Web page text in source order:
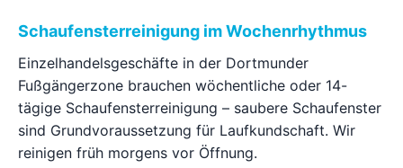
Schaufensterreinigung im Wochenrhythmus
Einzelhandelsgeschäfte in der Dortmunder
Fußgängerzone brauchen wöchentliche oder 14-
tägige Schaufensterreinigung – saubere Schaufenster
sind Grundvoraussetzung für Laufkundschaft. Wir
reinigen früh morgens vor Öffnung.